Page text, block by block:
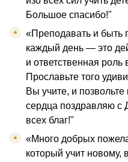
Большое спасибо!"
«Преподавать и быть
каждый день — это
и ответственная
Прославьте того
Вы учите, и
сердца поздравляю с
всех благ!"
«Много добрых
который учит новому,